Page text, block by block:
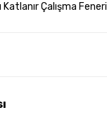
Katlanır Çalışma Feneri